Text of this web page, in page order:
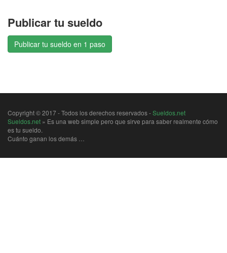
Publicar tu sueldo
Publicar tu sueldo en 1 paso
Copyright © 2017 - Todos los derechos reservados -Sueldos.net
Sueldos.net » Es una web simple pero que sirve para saber realmente cómo
es tu sueldo.
Cuánto ganan los demás …